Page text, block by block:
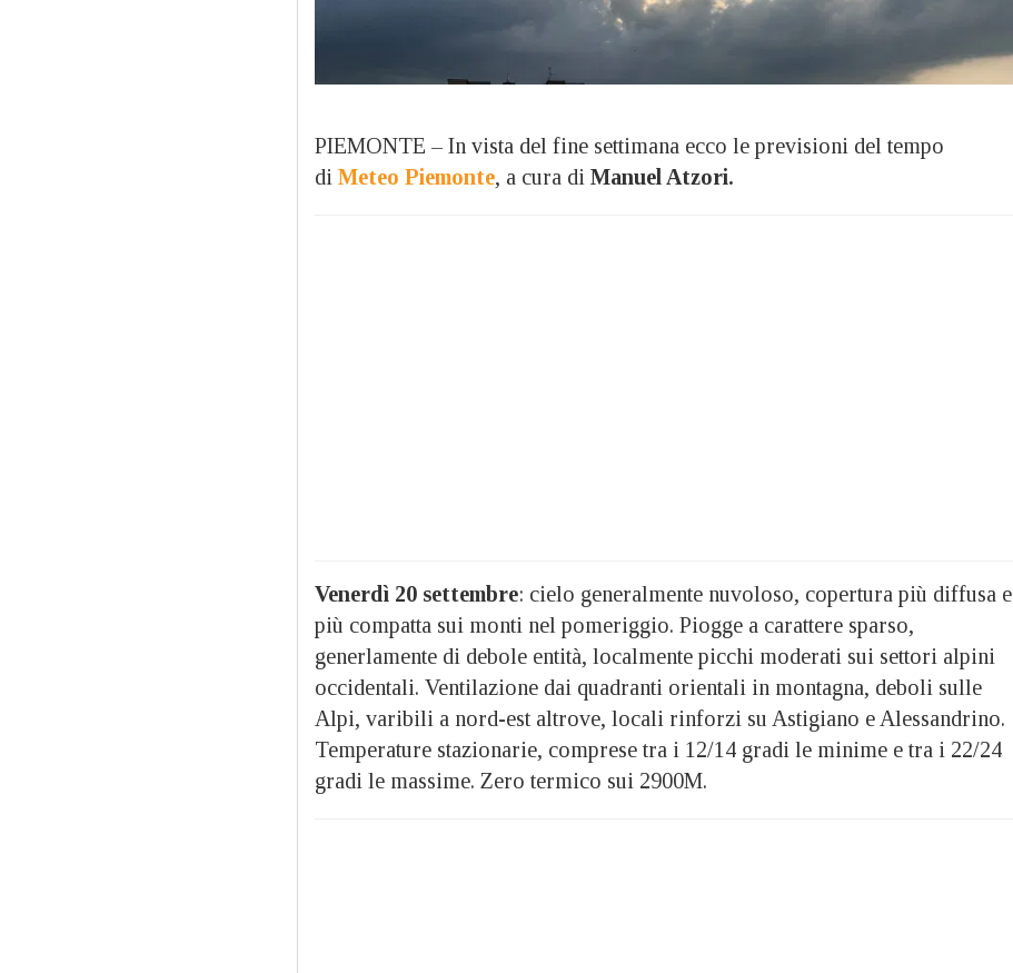
PIEMONTE – In vista del fine settimana ecco le previsioni del tempo
di Meteo Piemonte, a cura di Manuel Atzori.
Venerdì 20 settembre: cielo generalmente nuvoloso, copertura più diffusa e
più compatta sui monti nel pomeriggio. Piogge a carattere sparso,
generlamente di debole entità, localmente picchi moderati sui settori alpini
occidentali. Ventilazione dai quadranti orientali in montagna, deboli sulle
Alpi, varibili a nord-est altrove, locali rinforzi su Astigiano e Alessandrino.
Temperature stazionarie, comprese tra i 12/14 gradi le minime e tra i 22/24
gradi le massime. Zero termico sui 2900M.